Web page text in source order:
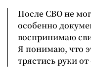
После СВО не
особенно
воспринимаю
Я понимаю, что
трястись руки